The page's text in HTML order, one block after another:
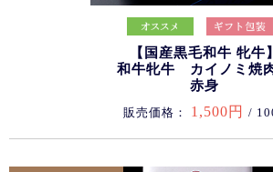
【国産黒毛和牛 牝牛】
和牛牝牛 カイノミ焼
赤身
販売価格： 1,500円 /